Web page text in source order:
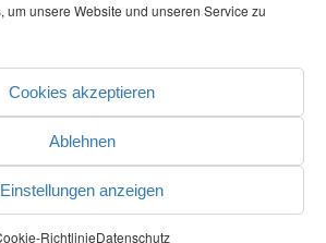
um unsere Website und unseren Service zu
Cookies akzeptieren
Ablehnen
Einstellungen anzeigen
RichtlinieDatenschutz
HOCHRHEIN-BODENSEE